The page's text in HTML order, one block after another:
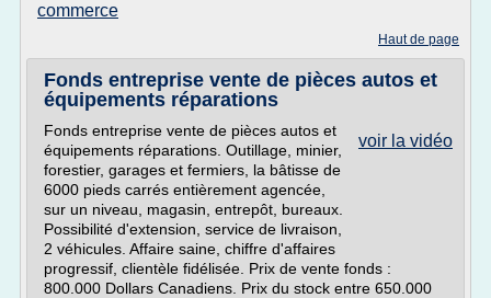
commerce
Haut de page
Fonds entreprise vente de pièces autos et
équipements réparations
voir la vidéo
Fonds entreprise vente de pièces autos et
équipements réparations. Outillage, minier,
forestier, garages et fermiers, la bâtisse de
6000 pieds carrés entièrement agencée,
sur un niveau, magasin, entrepôt, bureaux.
Possibilité d'extension, service de livraison,
2 véhicules. Affaire saine, chiffre d'affaires
progressif, clientèle fidélisée. Prix de vente fonds :
800.000 Dollars Canadiens. Prix du stock entre 650.000